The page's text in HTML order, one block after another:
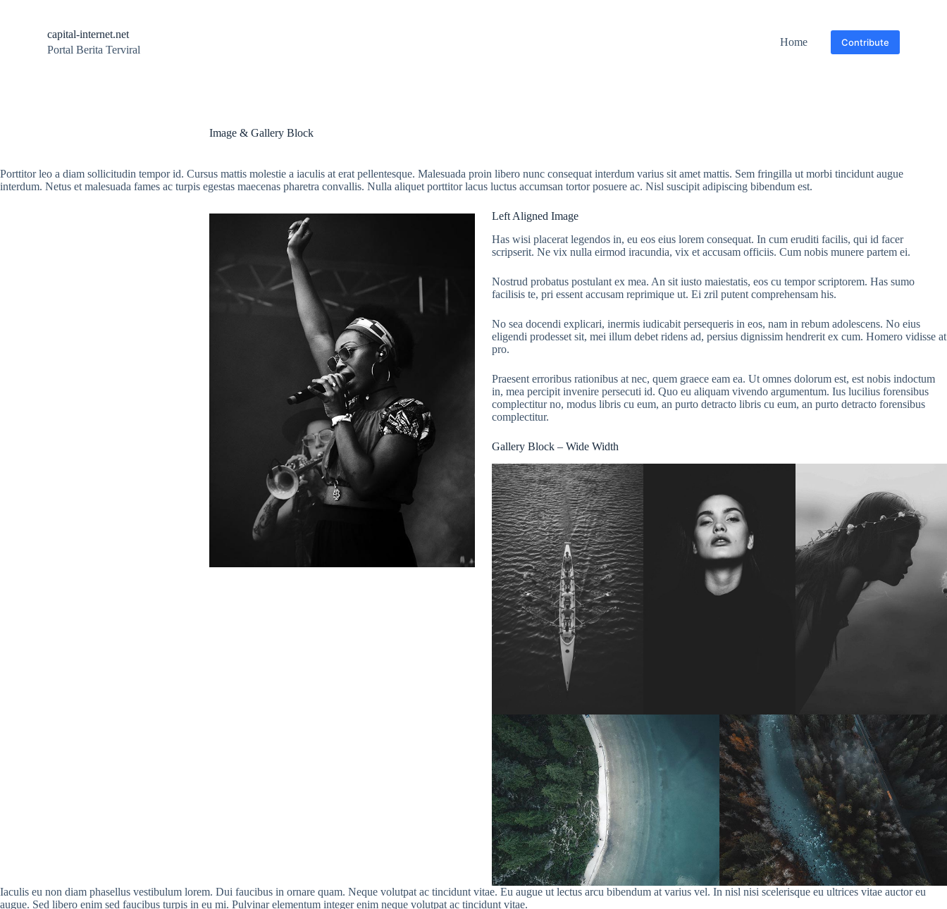
capital-internet.net
Portal Berita Terviral
Home Contribute
Image & Gallery Block
Porttitor leo a diam sollicitudin tempor id. Cursus mattis molestie a iaculis at erat pellentesque. Malesuada proin libero nunc consequat interdum varius sit amet mattis. Sem fringilla ut morbi tincidunt augue
interdum. Netus et malesuada fames ac turpis egestas maecenas pharetra convallis. Nulla aliquet porttitor lacus luctus accumsan tortor posuere ac. Nisl suscipit adipiscing bibendum est.
Left Aligned Image
Has wisi placerat legendos in, eu eos eius lorem consequat. In cum eruditi facilis, qui id facer
scripserit. Ne vix nulla eirmod iracundia, vix et accusam officiis. Cum nobis munere partem ei.
Nostrud probatus postulant ex mea. An sit iusto maiestatis, eos cu tempor scriptorem. Has sumo
facilisis te, pri essent accusam reprimique ut. Ei zril putent comprehensam his.
No sea docendi explicari, inermis iudicabit persequeris in eos, nam in rebum adolescens. No eius
eligendi prodesset sit, mei illum debet ridens ad, persius dignissim hendrerit ex cum. Homero vidisse at
pro.
Praesent erroribus rationibus at nec, quem graece eam ea. Ut omnes dolorum est, est nobis indoctum
in, mea percipit invenire persecuti id. Quo eu aliquam vivendo argumentum. Ius lucilius forensibus
complectitur no, modus libris cu eum, an purto detracto libris cu eum, an purto detracto forensibus
complectitur.
Gallery Block – Wide Width
Iaculis eu non diam phasellus vestibulum lorem. Dui faucibus in ornare quam. Neque volutpat ac tincidunt vitae. Eu augue ut lectus arcu bibendum at varius vel. In nisl nisi scelerisque eu ultrices vitae auctor eu
augue. Sed libero enim sed faucibus turpis in eu mi. Pulvinar elementum integer enim neque volutpat ac tincidunt vitae.